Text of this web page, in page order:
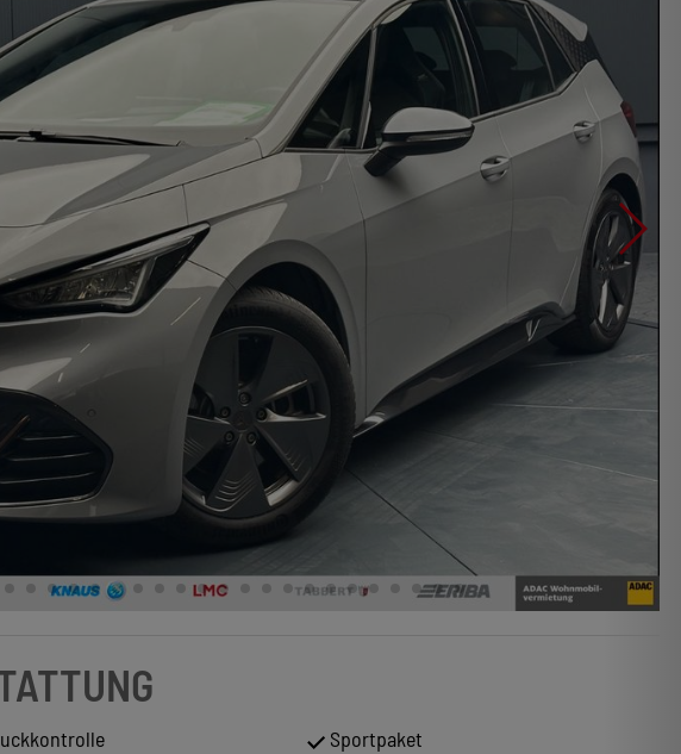
Sportpaket